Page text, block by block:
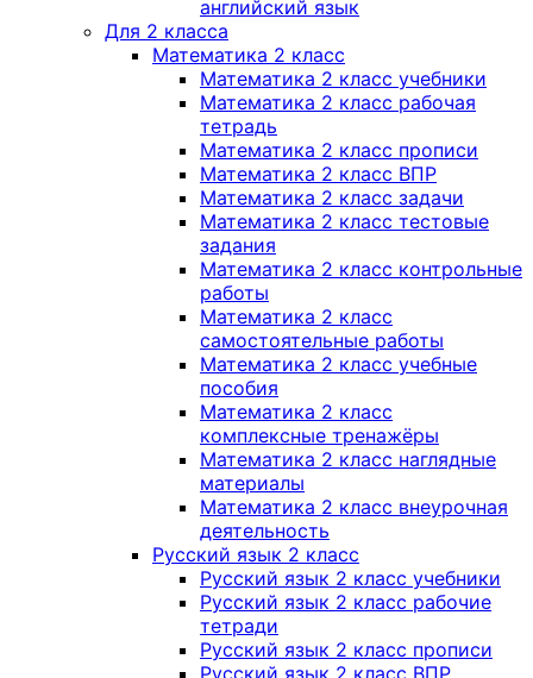
английский язык
Для 2 класса
Математика 2 класс
Математика 2 класс учебники
Математика 2 класс рабочая
тетрадь
Математика 2 класс прописи
Математика 2 класс ВПР
Математика 2 класс задачи
Математика 2 класс тестовые
задания
Математика 2 класс контрольные
работы
Математика 2 класс
самостоятельные работы
Математика 2 класс учебные
пособия
Математика 2 класс
комплексные тренажёры
Математика 2 класс наглядные
материалы
Математика 2 класс внеурочная
деятельность
Русский язык 2 класс
Русский язык 2 класс учебники
Русский язык 2 класс рабочие
тетради
Русский язык 2 класс прописи
Русский язык 2 класс ВПР